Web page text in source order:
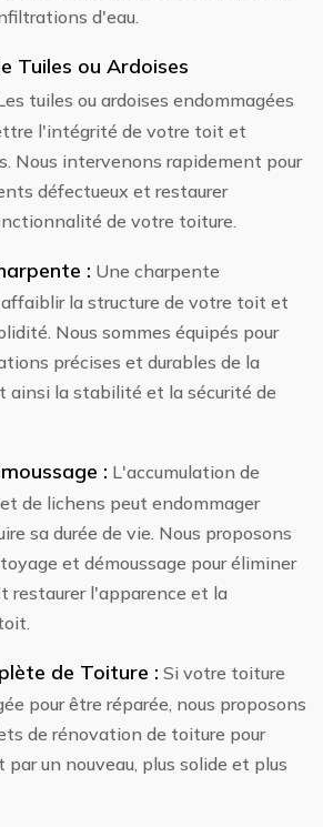
d'eau.
Tuiles ou Ardoises
tuiles ou ardoises endommagées
l'intégrité de votre toit et
Nous intervenons rapidement pour
défectueux et restaurer
de votre toiture.
: Une charpente
la structure de votre toit et
Nous sommes équipés pour
précises et durables de la
ainsi la stabilité et la sécurité de
: L'accumulation de
de lichens peut endommager
sa durée de vie. Nous proposons
et démoussage pour éliminer
restaurer l'apparence et la
de Toiture : Si votre toiture
pour être réparée, nous proposons
de rénovation de toiture pour
un nouveau, plus solide et plus